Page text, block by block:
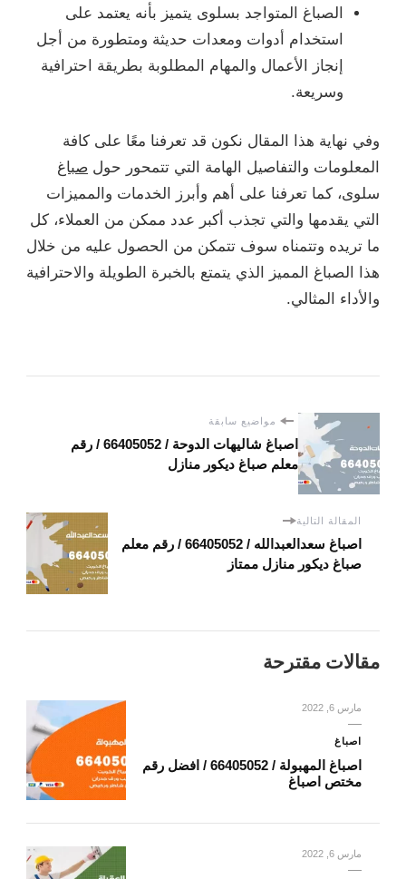
الصباغ المتواجد بسلوى يتميز بأنه يعتمد على
استخدام أدوات ومعدات حديثة ومتطورة من أجل
إنجاز الأعمال والمهام المطلوبة بطريقة احترافية
وسريعة.
وفي نهاية هذا المقال نكون قد تعرفنا معًا على كافة
المعلومات والتفاصيل الهامة التي تتمحور حول صباغ
سلوى، كما تعرفنا على أهم وأبرز الخدمات والمميزات
التي يقدمها والتي تجذب أكبر عدد ممكن من العملاء، كل
ما تريده وتتمناه سوف تتمكن من الحصول عليه من خلال
هذا الصباغ المميز الذي يتمتع بالخبرة الطويلة والاحترافية
والأداء المثالي.
مواضيع سابقة
اصباغ شاليهات الدوحة / 66405052 / رقم
معلم صباغ ديكور منازل
المقالة التالية
اصباغ سعدالعبدالله / 66405052 / رقم معلم
صباغ ديكور منازل ممتاز
مقالات مقترحة
مارس 6, 2022
اصباغ
اصباغ المهبولة / 66405052 / افضل رقم
مختص اصباغ
مارس 6, 2022